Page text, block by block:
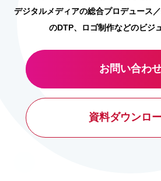
デジタルメディアの総合プロデュース
のDTP、ロゴ制作などのビジ
お問い合わ
資料ダウンロ